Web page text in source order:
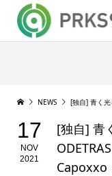
NEWS [独自] 青く光るガン
17
NOV
2021
[独自] 青
Capoxxo